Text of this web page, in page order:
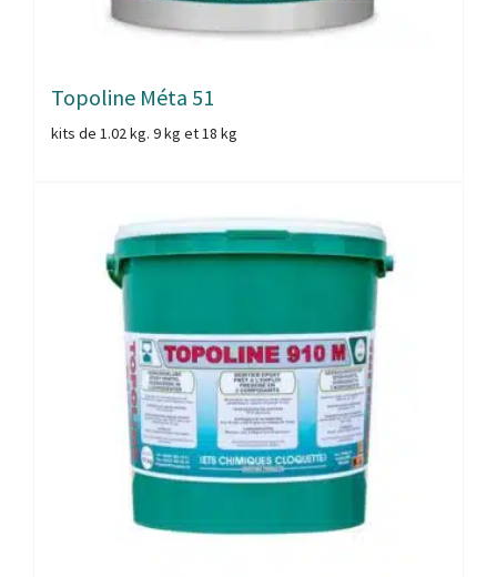
Topoline Méta 51
kits de 1.02 kg. 9 kg et 18 kg